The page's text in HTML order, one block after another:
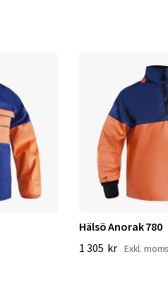
Hälsö Anorak 780
1 305 kr